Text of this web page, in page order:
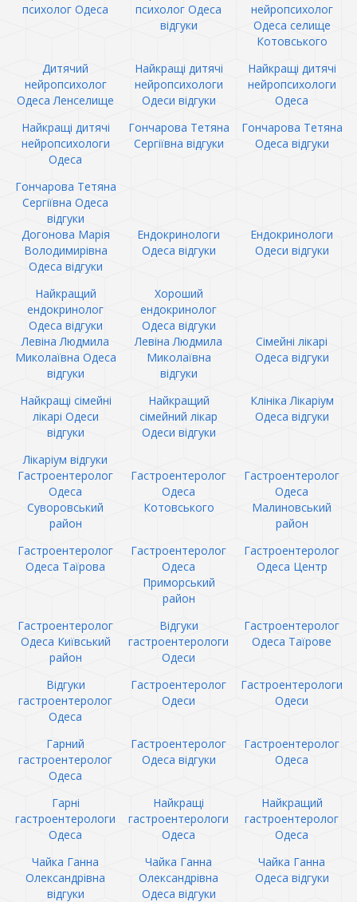
психолог Одеса
психолог Одеса
відгуки
нейропсихолог
Одеса селище
Котовського
Дитячий
нейропсихолог
Одеса Ленселище
Найкращі дитячі
нейропсихологи
Одеси відгуки
Найкращі дитячі
нейропсихологи
Одеса
Найкращі дитячі
нейропсихологи
Одеса
Гончарова Тетяна
Сергіївна відгуки
Гончарова Тетяна
Одеса відгуки
Гончарова Тетяна
Сергіївна Одеса
відгуки
Догонова Марія
Володимирівна
Одеса відгуки
Ендокринологи
Одеса відгуки
Ендокринологи
Одеси відгуки
Найкращий
ендокринолог
Одеса відгуки
Хороший
ендокринолог
Одеса відгуки
Левіна Людмила
Миколаївна Одеса
відгуки
Левіна Людмила
Миколаївна
відгуки
Сімейні лікарі
Одеса відгуки
Найкращі сімейні
лікарі Одеси
відгуки
Найкращий
сімейний лікар
Одеси відгуки
Клініка Лікаріум
Одеса відгуки
Лікаріум відгуки
Гастроентеролог
Одеса
Суворовський
район
Гастроентеролог
Одеса
Котовського
Гастроентеролог
Одеса
Малиновський
район
Гастроентеролог
Одеса Таїрова
Гастроентеролог
Одеса
Приморський
район
Гастроентеролог
Одеса Центр
Гастроентеролог
Одеса Київський
район
Відгуки
гастроентерологи
Одеси
Гастроентеролог
Одеса Таїрове
Відгуки
гастроентеролог
Одеса
Гастроентеролог
Одеси
Гастроентерологи
Одеси
Гарний
гастроентеролог
Одеса
Гастроентеролог
Одеса відгуки
Гастроентеролог
Одеса
Гарні
гастроентерологи
Одеса
Найкращі
гастроентерологи
Одеса
Найкращий
гастроентеролог
Одеса
Чайка Ганна
Олександрівна
відгуки
Чайка Ганна
Олександрівна
Одеса відгуки
Чайка Ганна
Одеса відгуки